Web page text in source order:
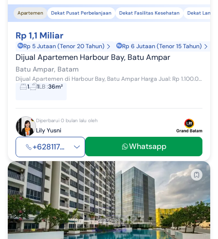
Apartemen Dekat Pusat Perbelanjaan Dekat Fasilitas Kesehatan Dekat
Rp 1,1 Miliar
Rp 5 Jutaan (Tenor 20 Tahun) Rp 6 Jutaan (Tenor 15 Tahun)
Dijual Apartemen Harbour Bay, Batu Ampar
Batu Ampar, Batam
Dijual Apartemen di Harbour Bay, Batu Ampar Harga Jual: Rp 1.100.000.000 Spesifikasi Properti: - Luas Bangunan: 36 m² - Kondisi: Furnished - K...
1
1LB:36m²
Diperbarui 0 bulan lalu oleh
Lily Yusni
+628117... Whatsapp